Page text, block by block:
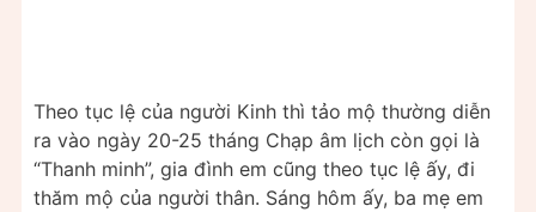
Theo tục lệ của người Kinh thì tảo mộ thường diễn
ra vào ngày 20-25 tháng Chạp âm lịch còn gọi là
“Thanh minh”, gia đình em cũng theo tục lệ ấy, đi
thăm mộ của người thân. Sáng hôm ấy, ba mẹ em